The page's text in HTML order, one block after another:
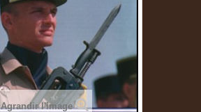
Agrandir l'image